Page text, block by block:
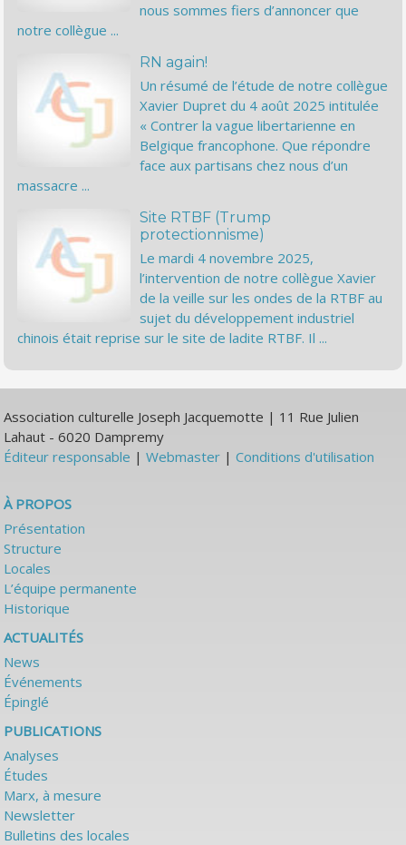
nous sommes fiers d’annoncer que
notre collègue ...
RN again!
Un résumé de l’étude de notre collègue
Xavier Dupret du 4 août 2025 intitulée
« Contrer la vague libertarienne en
Belgique francophone. Que répondre
face aux partisans chez nous d’un
massacre ...
Site RTBF (Trump
protectionnisme)
Le mardi 4 novembre 2025,
l’intervention de notre collègue Xavier
de la veille sur les ondes de la RTBF au
sujet du développement industriel
chinois était reprise sur le site de ladite RTBF. Il ...
Association culturelle Joseph Jacquemotte | 11 Rue Julien
Lahaut - 6020 Dampremy
Éditeur responsable |Webmaster |Conditions d'utilisation
À PROPOS
Présentation
Structure
Locales
L’équipe permanente
Historique
ACTUALITÉS
News
Événements
Épinglé
PUBLICATIONS
Analyses
Études
Marx, à mesure
Newsletter
Bulletins des locales